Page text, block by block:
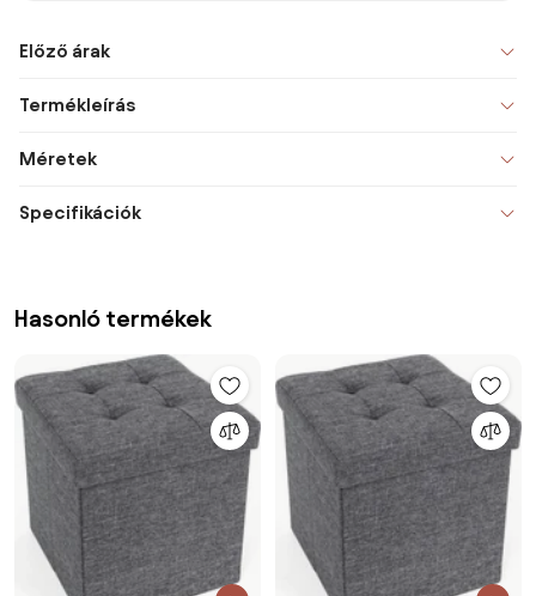
Előző árak
Termékleírás
Méretek
Specifikációk
Hasonló termékek